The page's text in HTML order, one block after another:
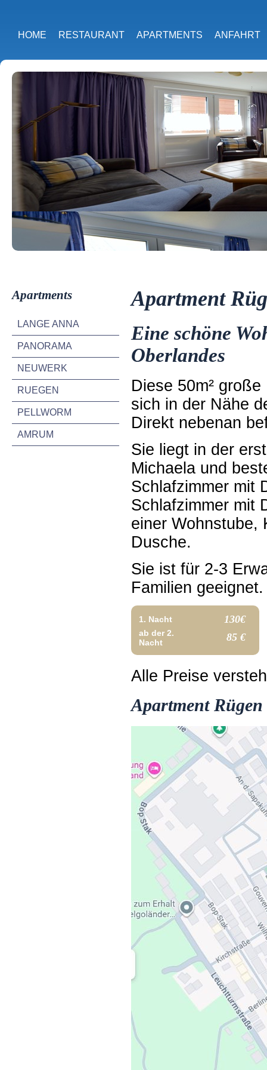
HOME RESTAURANT APARTMENTS ANFAHRT
Apartments
LANGE ANNA
PANORAMA
NEUWERK
RUEGEN
PELLWORM
AMRUM
Apartment
Eine schöne
Oberlandes
Diese 50m²
sich in der Nähe
Direkt nebenan
Sie liegt in der
Michaela und
Schlafzimmer mit
Schlafzimmer mit
einer Wohnstube,
Dusche.
Sie ist für 2-3
Familien geeignet.
1. Nacht 130€
ab der 2.
Nacht
85 €
Alle Preise
Apartment